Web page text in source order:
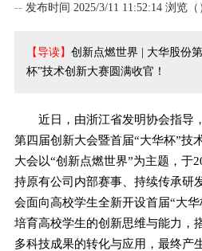
-- 发布时间 2025/3/11 11:52:14 浏览（
【导读】 创新点燃世界 | 大华股份
杯”技术创新大赛圆满收官！
近日，由浙江省发明协会指导
第四届创新大会暨首届“大华杯”技
大会以“创新点燃世界”为主题，于
持原有公司内部赛事、持续传承研
会面向高校学生全新开设首届“大
培育高校学生的创新思维与能力，
多科技成果的转化与应用，最终产